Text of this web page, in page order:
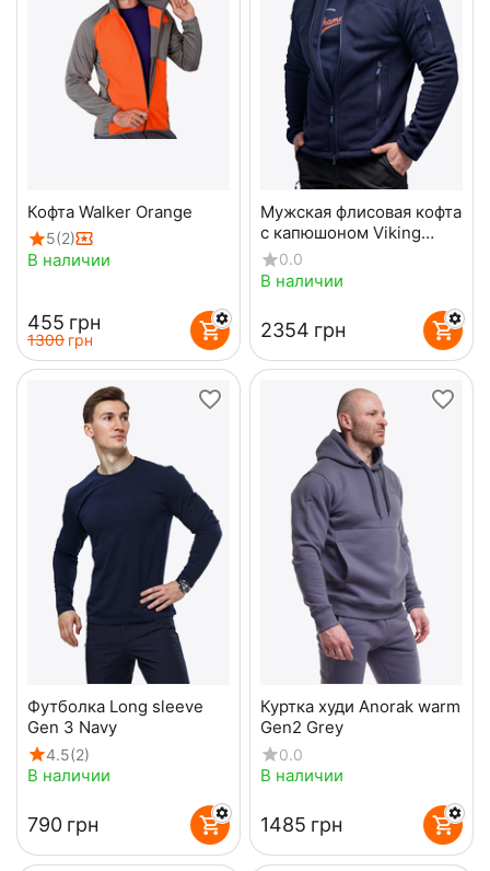
Кофта Walker Orange
5(2)
В наличии
‍455‍ грн
‍1300‍ грн
Мужская флисовая кофта
с капюшоном Viking
Navy
0.0
В наличии
‍2354‍ грн
Футболка Long sleeve
Gen 3 Navy
4.5(2)
В наличии
‍790‍ грн
Куртка худи Anorak warm
Gen2 Grey
0.0
В наличии
‍1485‍ грн